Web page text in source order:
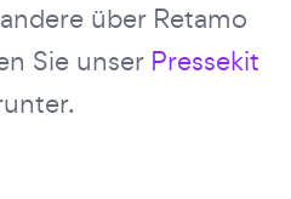
über Retamo
Sie unser Pressekit